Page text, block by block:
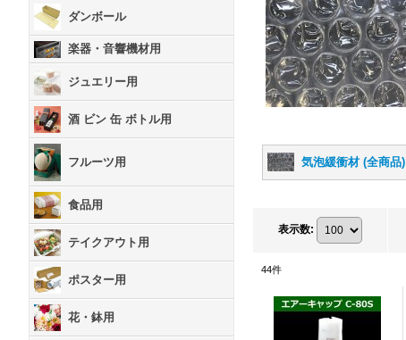
ダンボール
楽器・音響機材用
ジュエリー用
酒 ビン 缶 ボトル用
フルーツ用
食品用
テイクアウト用
ポスター用
花・鉢用
気泡緩衝材 (全商品)
表示数:
44件